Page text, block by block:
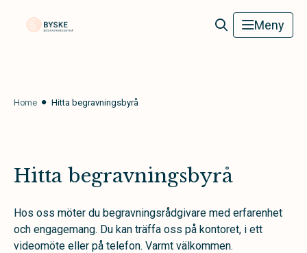
Meny
Home Hitta begravningsbyrå
Hitta begravningsbyrå
Hos oss möter du begravningsrådgivare med erfarenhet
och engagemang. Du kan träffa oss på kontoret, i ett
videomöte eller på telefon. Varmt välkommen.